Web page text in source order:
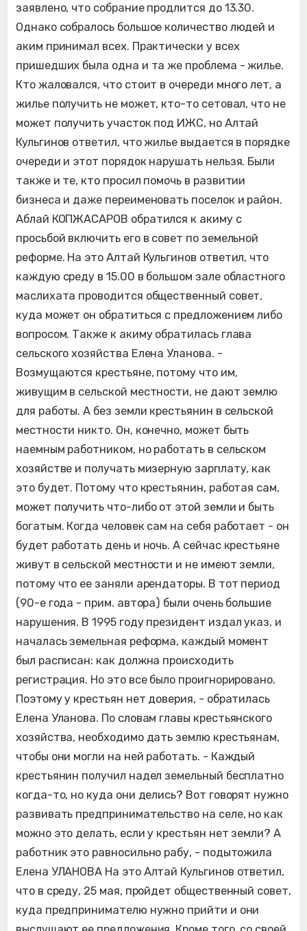
заявлено, что собрание продлится до 13.30.
Однако собралось большое количество людей и
аким принимал всех. Практически у всех
пришедших была одна и та же проблема - жилье.
Кто жаловался, что стоит в очереди много лет, а
жилье получить не может, кто-то сетовал, что не
может получить участок под ИЖС, но Алтай
Кульгинов ответил, что жилье выдается в порядке
очереди и этот порядок нарушать нельзя. Были
также и те, кто просил помочь в развитии
бизнеса и даже переименовать поселок и район.
Аблай КОПЖАСАРОВ обратился к акиму с
просьбой включить его в совет по земельной
реформе. На это Алтай Кульгинов ответил, что
каждую среду в 15.00 в большом зале областного
маслихата проводится общественный совет,
куда может он обратиться с предложением либо
вопросом. Также к акиму обратилась глава
сельского хозяйства Елена Уланова. -
Возмущаются крестьяне, потому что им,
живущим в сельской местности, не дают землю
для работы. А без земли крестьянин в сельской
местности никто. Он, конечно, может быть
наемным работником, но работать в сельском
хозяйстве и получать мизерную зарплату, как
это будет. Потому что крестьянин, работая сам,
может получить что-либо от этой земли и быть
богатым. Когда человек сам на себя работает - он
будет работать день и ночь. А сейчас крестьяне
живут в сельской местности и не имеют земли,
потому что ее заняли арендаторы. В тот период
(90-е года - прим. автора) были очень большие
нарушения. В 1995 году президент издал указ, и
началась земельная реформа, каждый момент
был расписан: как должна происходить
регистрация. Но это все было проигнорировано.
Поэтому у крестьян нет доверия, - обратилась
Елена Уланова. По словам главы крестьянского
хозяйства, необходимо дать землю крестьянам,
чтобы они могли на ней работать. - Каждый
крестьянин получил надел земельный бесплатно
когда-то, но куда они делись? Вот говорят нужно
развивать предпринимательство на селе, но как
можно это делать, если у крестьян нет земли? А
работник это равносильно рабу, - подытожила
Елена УЛАНОВА На это Алтай Кульгинов ответил,
что в среду, 25 мая, пройдет общественный совет,
куда предпринимателю нужно прийти и они